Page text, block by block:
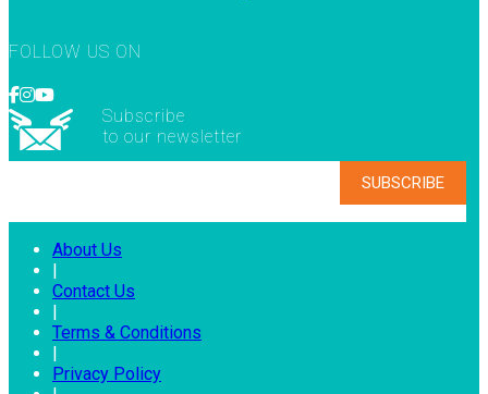
FOLLOW US ON
Subscribe
to our newsletter
About Us
Contact Us
Terms & Conditions
Privacy Policy